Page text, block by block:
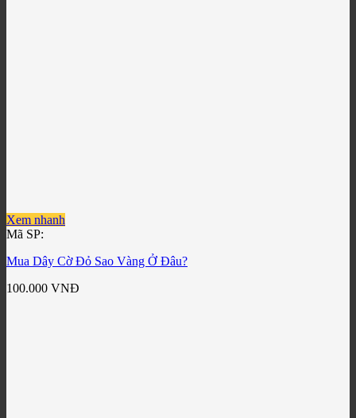
Xem nhanh
Mã SP:
Mua Dây Cờ Đỏ Sao Vàng Ở Đâu?
100.000 VNĐ